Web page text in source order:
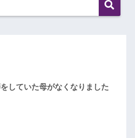
していた母がなくなりました